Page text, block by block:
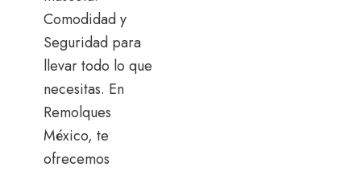
Comodidad y
Seguridad para
llevar todo lo que
necesitas. En
Remolques
México, te
ofrecemos